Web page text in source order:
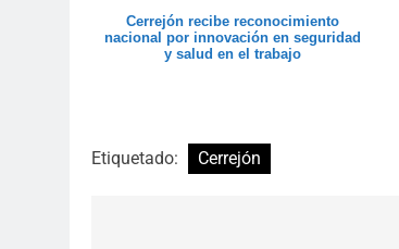
Cerrejón recibe reconocimiento
nacional por innovación en seguridad
y salud en el trabajo
Etiquetado: Cerrejón